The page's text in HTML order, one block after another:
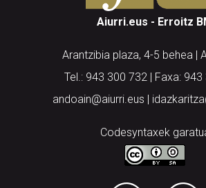
Aiurri.eus - Erroitz
Arantzibia plaza, 4-5 behea |
Tel.: 943 300 732 | Faxa: 943
andoain@aiurri.eus |
Codesyntaxek